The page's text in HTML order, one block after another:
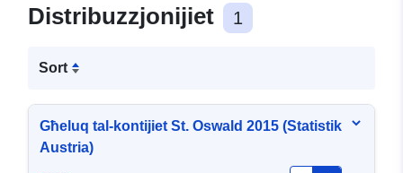
Distribuzzjonijiet 1
Sort
Għeluq tal-kontijiet St. Oswald 2015 (Statistik
Austria)